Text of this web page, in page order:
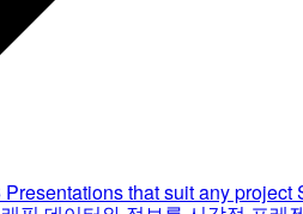
Presentations that suit any project